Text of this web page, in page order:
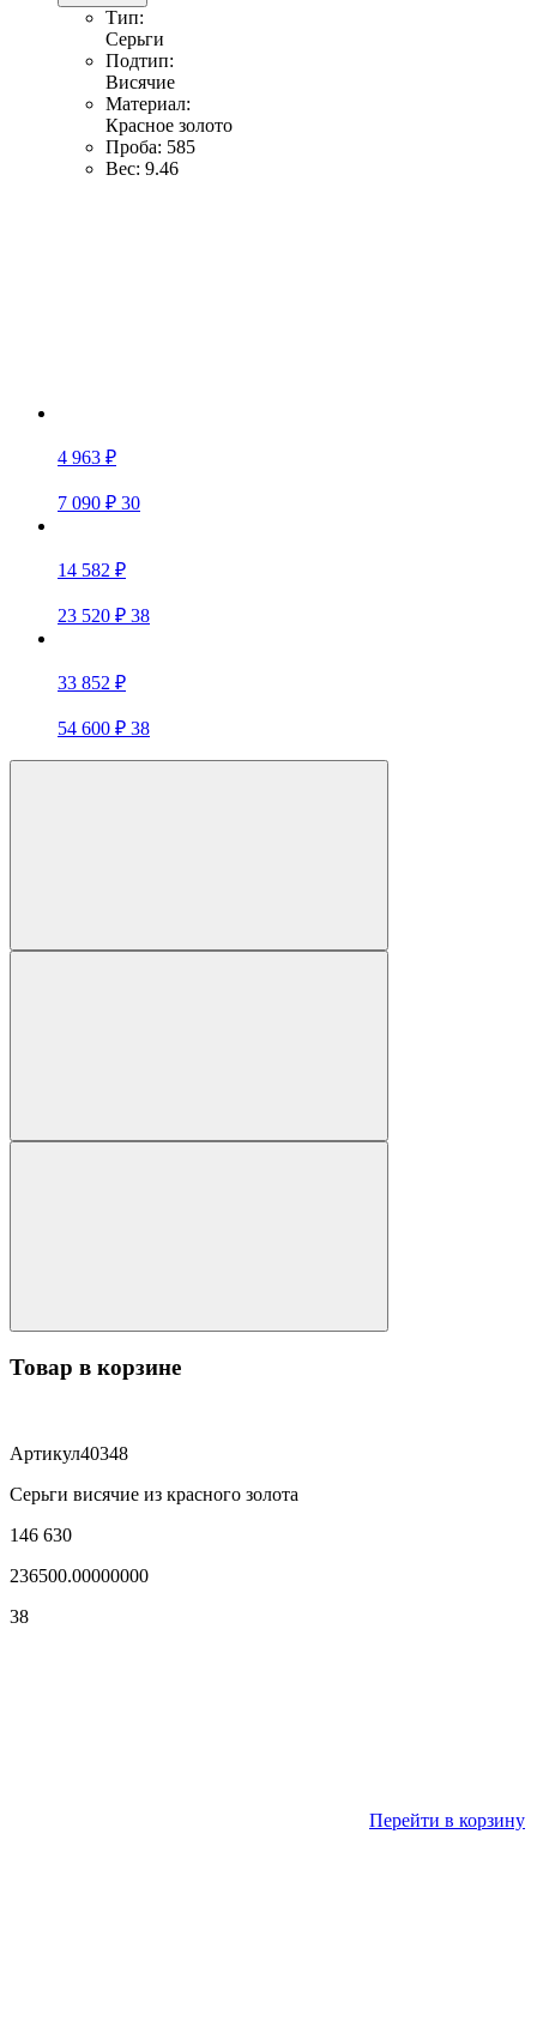
Тип:
Серьги
Подтип:
Висячие
Материал:
Красное золото
Проба: 585
Вес: 9.46
4 963 ₽
7 090 ₽ 30
14 582 ₽
23 520 ₽ 38
33 852 ₽
54 600 ₽ 38
Товар в корзине
Артикул40348
Серьги висячие из красного золота
146 630
236500.00000000
38
Перейти в корзину